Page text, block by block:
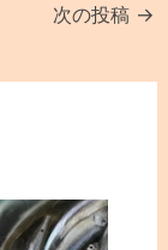
次の投稿 →